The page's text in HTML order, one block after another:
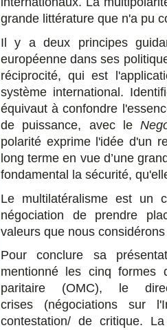
grande littérature que n'a pu
Il y a deux principes
européenne dans ses
réciprocité, qui est
système international.
équivaut à confondre
de puissance, avec le
polarité exprime l'idée d'un
long terme en vue d’une
fondamental la sécurité,
Le multilatéralisme est un
négociation de prendre
valeurs que nous
Pour conclure sa
mentionné les cinq formes
paritaire (OMC), le
crises (négociations sur
contestation/ de critique.